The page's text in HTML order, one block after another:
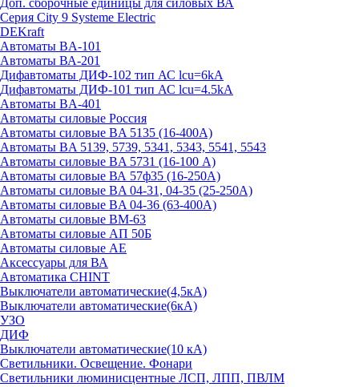
Доп. сборочные единицы для силовых ВА
Серия City 9 Systeme Electric
DEKraft
Автоматы BA-101
Автоматы ВА-201
Дифавтоматы ДИФ-102 тип АС lcu=6kA
Дифавтоматы ДИФ-101 тип АС lcu=4.5kA
Автоматы BA-401
Автоматы силовые Россия
Автоматы силовые BA 5135 (16-400А)
Автоматы BA 5139, 5739, 5341, 5343, 5541, 5543
Автоматы силовые BA 5731 (16-100 А)
Автоматы силовые ВА 57ф35 (16-250А)
Автоматы силовые BA 04-31, 04-35 (25-250А)
Автоматы силовые BA 04-36 (63-400А)
Автоматы силовые ВМ-63
Автоматы силовые АП 50Б
Автоматы силовые АЕ
Аксессуары для ВА
Автоматика CHINT
Выключатели автоматические(4,5кА)
Выключатели автоматические(6кА)
УЗО
ДИФ
Выключатели автоматические(10 кА)
Светильники. Освещение. Фонари
Светильники люминисцентные ЛСП, ЛПП, ПВЛМ